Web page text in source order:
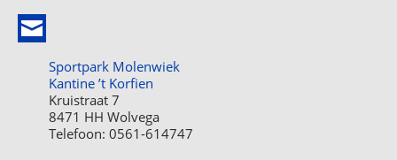
Sportpark Molenwiek
Kantine ’t Korfien
Kruistraat 7
8471 HH Wolvega
Telefoon: 0561-614747